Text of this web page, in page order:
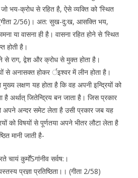
भय-क्रोध से रहित है, ऐसे व्यक्ति को ‘स्थित
(गीता 2/56)। अत: सुख-दु:ख, आसक्ति भय,
या वासना ही है। वासना रहित होने से ‘स्थित
होती है।
से राग, द्वेश और क्रोध से मुक्त होता है।
से अनासक्त होकर र्इश्वर में लीन होता है।
मुख्य लक्षण यह होता है कि वह अपनी इन्द्रियों को
अर्थात् जितेन्द्रिय बन जाता है। जिस प्रकार
अपने अन्दर समेट लेता है उसी प्रकार जब यह
को विषयों से पूर्णतया अपने भीतर लौटा लेता है
मानी जाती है-
चायं कुर्मोंSगांनीव सर्वष:।
प्रज्ञा प्रतिष्ठिता।। (गीता 2/58)